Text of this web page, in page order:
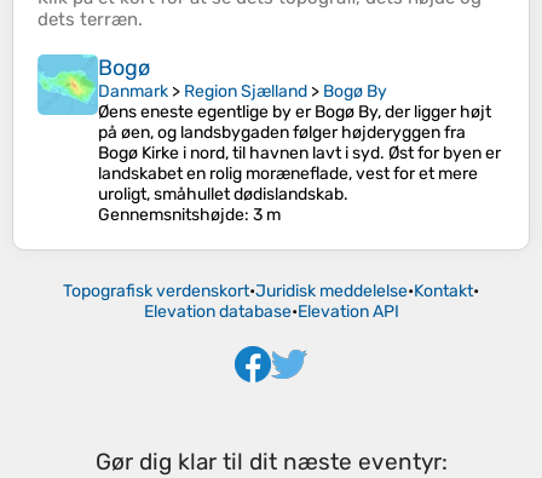
dets terræn.
Bogø
Danmark > Region Sjælland > Bogø By
Øens eneste egentlige by er Bogø By, der ligger højt
på øen, og landsbygaden følger højderyggen fra
Bogø Kirke i nord, til havnen lavt i syd. Øst for byen er
landskabet en rolig moræneflade, vest for et mere
uroligt, småhullet dødislandskab.
Gennemsnitshøjde: 3 m
Topografisk verdenskort•Juridisk meddelelse•Kontakt•
Elevation database•Elevation API
Gør dig klar til dit næste eventyr: